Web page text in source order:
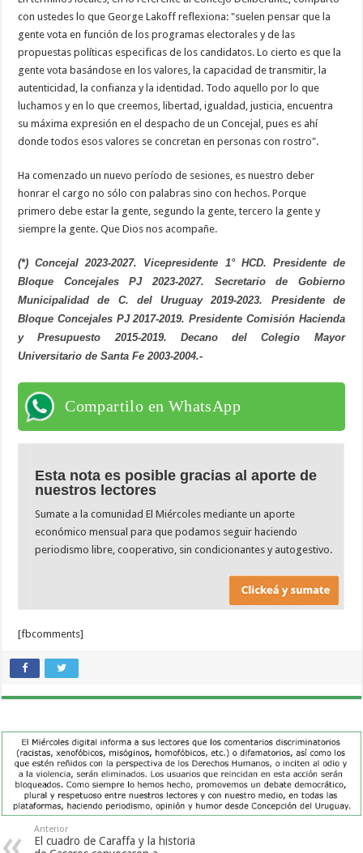
con ustedes lo que George Lakoff reflexiona: "suelen pensar que la
gente vota en función de los programas electorales y de las
propuestas políticas especificas de los candidatos. Lo cierto es que la
gente vota basándose en los valores, la capacidad de transmitir, la
autenticidad, la confianza y la identidad. Todo aquello por lo que
luchamos y en lo que creemos, libertad, igualdad, justicia, encuentra
su máxima expresión en el despacho de un Concejal, pues es ahí
donde todos esos valores se concretan en personas con rostro".
Ha comenzado un nuevo período de sesiones, es nuestro deber
honrar el cargo no sólo con palabras sino con hechos. Porque
primero debe estar la gente, segundo la gente, tercero la gente y
siempre la gente. Que Dios nos acompañe.
(*)Concejal 2023-2027. Vicepresidente 1° HCD. Presidente de
Bloque Concejales PJ 2023-2027. Secretario de Gobierno
Municipalidad de C. del Uruguay 2019-2023. Presidente de
Bloque Concejales PJ 2017-2019. Presidente Comisión Hacienda
y Presupuesto 2015-2019. Decano del Colegio Mayor
Universitario de Santa Fe 2003-2004.-
Compartilo en WhatsApp
Esta nota es posible gracias al aporte de
nuestros lectores
Sumate a la comunidad El Miércoles mediante un aporte
económico mensual para que podamos seguir haciendo
periodismo libre, cooperativo, sin condicionantes y autogestivo.
[fbcomments]
Anterior
El cuadro de Caraffa y la historia